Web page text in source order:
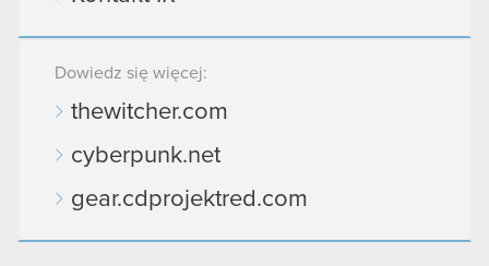
Dowiedz się więcej:
thewitcher.com
cyberpunk.net
gear.cdprojektred.com